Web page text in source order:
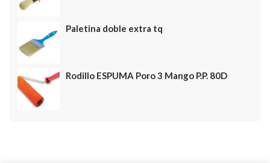
Paletina doble extra tq
Rodillo ESPUMA Poro 3 Mango P.P. 80D